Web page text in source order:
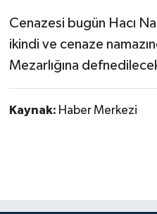
Cenazesi bugün Hacı
ikindi ve cenaze
Mezarlığına
Kaynak: Haber Merkezi